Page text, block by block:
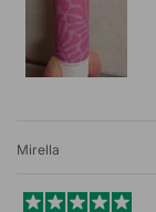
Mirella